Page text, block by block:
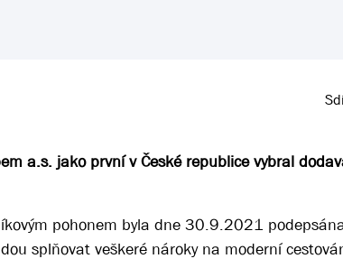
a.s. jako první v České republice vybral
pohonem byla dne 30.9.2021
splňovat veškeré nároky na moderní